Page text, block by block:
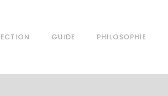
GUIDE PHILOSOPHIE